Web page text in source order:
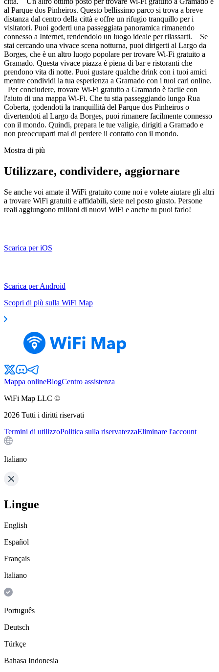
al Parque dos Pinheiros. Questo bellissimo parco si trova a breve
distanza dal centro della città e offre un rifugio tranquillo per i
visitatori. Puoi goderti una passeggiata panoramica rimanendo
connesso a Internet, rendendolo un luogo ideale per rilassarti. Se
stai cercando una vivace scena notturna, puoi dirigerti al Largo da
Borges, che è un altro luogo popolare per trovare Wi-Fi gratuito a
Gramado. Questa vivace piazza è piena di bar e ristoranti che
prendono vita di notte. Puoi gustare qualche drink con i tuoi amici
mentre condividi la tua esperienza a Gramado con i tuoi cari online.
Per concludere, trovare Wi-Fi gratuito a Gramado è facile con
l'aiuto di una mappa Wi-Fi. Che tu stia passeggiando lungo Rua
Coberta, godendoti la tranquillità del Parque dos Pinheiros o
divertendoti al Largo da Borges, puoi rimanere facilmente connesso
con il mondo. Quindi, prepara le tue valigie, dirigiti a Gramado e
non preoccuparti mai di perdere il contatto con il mondo.
Mostra di più
Utilizzare, condividere, aggiornare
Se anche voi amate il WiFi gratuito come noi e volete aiutare gli altri
a trovare WiFi gratuiti e affidabili, siete nel posto giusto. Persone
reali aggiungono milioni di nuovi WiFi e anche tu puoi farlo!
Scarica per iOS
Scarica per Android
Scopri di più sulla WiFi Map
Mappa onlineBlogCentro assistenza
WiFi Map LLC ©
2026 Tutti i diritti riservati
Termini di utilizzoPolitica sulla riservatezzaEliminare l'account
Italiano
Lingue
English
Español
Français
Italiano
Português
Deutsch
Türkçe
Bahasa Indonesia